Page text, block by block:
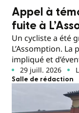
Appel à
fuite à
Un cycliste a été
L’Assomption.
impliqué et
29 juill. 2026
Salle de rédaction